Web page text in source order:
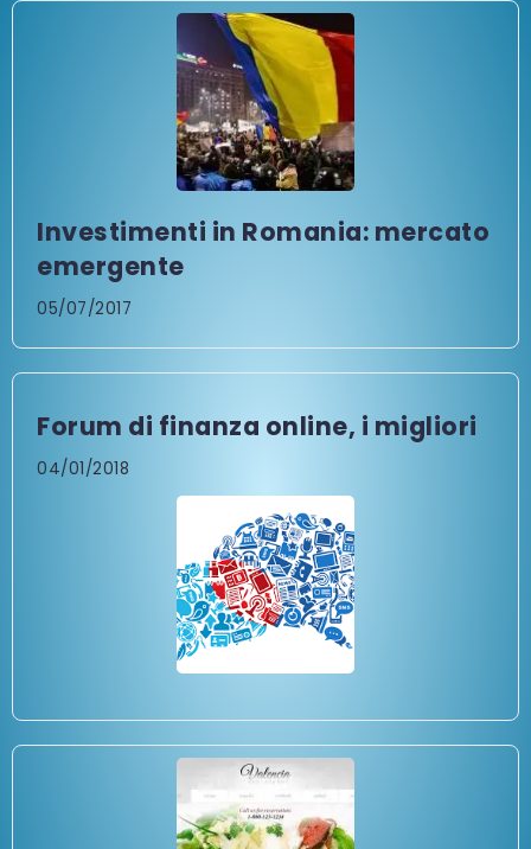
Investimenti in Romania: mercato
emergente
05/07/2017
Forum di finanza online, i migliori
04/01/2018